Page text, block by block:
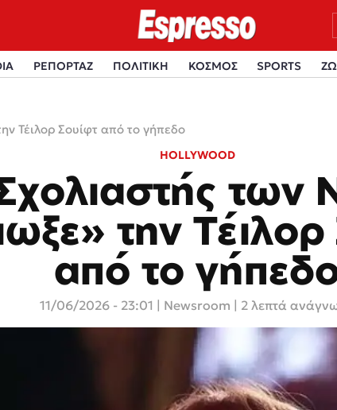
ΡΕΠΟΡΤΑΖ ΠΟΛΙΤΙΚΗ ΚΟΣΜΟΣ SPORTS
Τέιλορ Σουίφτ από το γήπεδο
HOLLYWOOD
των
την
από το
11/06/2026 - 23:01 Newsroom | 2 λεπτά